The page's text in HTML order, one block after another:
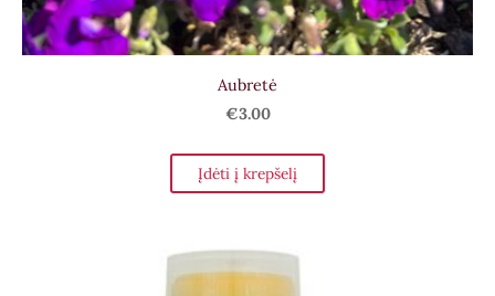
Aubretė
€3.00
Įdėti į krepšelį